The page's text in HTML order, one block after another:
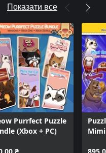
Показати все
Purrfect Puzzle
(Xbox + PC)
₴